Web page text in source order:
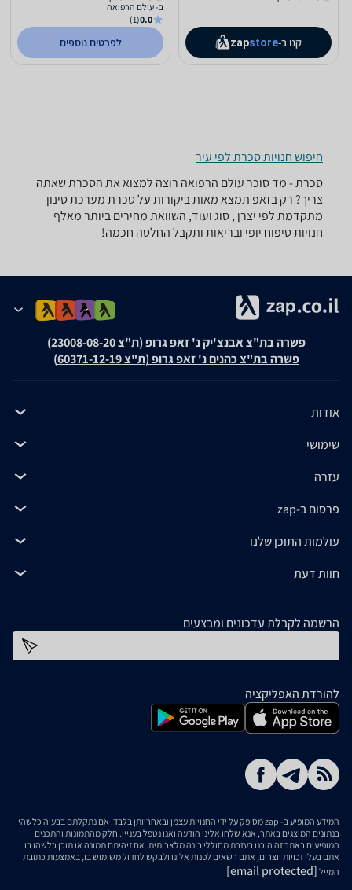
קנו ב- zapstore
ב- עולם הרפואה
0.0
(1)
לפרטים נוספים
חיפוש חנויות סכרת לפי עיר
סכרת - ‏מד סוכר ‏עולם הרפואה רוצה למצוא את הסכרת שאתה
צריך? רק בזאפ תמצא מאות ביקורות על סכרת מערכת סינון
מתקדמת לפי יצרן , סוג ועוד, השוואת מחירים ביותר מאלף
חנויות טיפוח יופי ובריאות ותקבל החלטה חכמה!
פשרה בת"צ אבנצ'יק נ' זאפ גרופ (ת"צ 23008-08-20)
פשרה בת"צ כהנים נ' זאפ גרופ (ת"צ 60371-12-19)
אודות
שימושי
עזרה
פרסום ב-zap
עולמות התוכן שלנו
חוות דעת
הרשמה לקבלת עדכונים ומבצעים
להורדת האפליקציה
המידע המופיע ב- zap מסופק על ידי החנויות עצמן ובאחריותן בלבד. אם נתקלתם בבעיה כלשהי
בנתונים המוצגים באתר, אנא שלחו אלינו הודעה ואנו נטפל בעניין. חלק מהתמונות והתכנים
המופיעים באתר זה הוכנו בעזרת מחוללי בינה מלאכותית. אם זיהיתם תמונה או תוכן כלשהו בו
אתם בעלי זכויות יוצרים, אתם רשאים לפנות אלינו ולבקש לחדול משימוש בו, באמצעות כתובת
המייל [email protected]